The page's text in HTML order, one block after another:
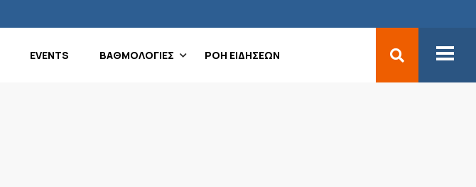
EVENTS ΒΑΘΜΟΛΟΓΙΕΣ ΡΟΗ ΕΙΔΗΣΕΩΝ